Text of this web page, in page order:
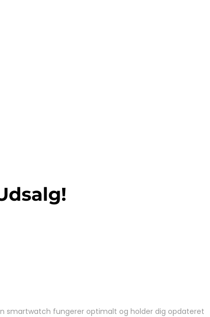
smartwatch fungerer optimalt og holder dig opdateret